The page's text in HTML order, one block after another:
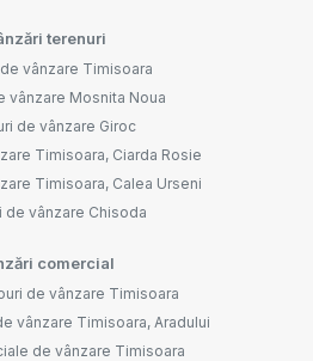
terenuri
vânzare Timisoara
vânzare Mosnita Noua
de vânzare Giroc
Timisoara, Ciarda Rosie
Timisoara, Calea Urseni
de vânzare Chisoda
comercial
de vânzare Timisoara
vânzare Timisoara, Aradului
de vânzare Timisoara